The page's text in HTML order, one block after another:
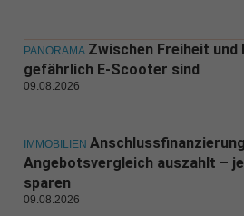
PANORAMA Zwischen Freiheit und
gefährlich E-Scooter sind
09.08.2026
IMMOBILIEN
Angebotsvergleich auszahlt –
sparen
09.08.2026